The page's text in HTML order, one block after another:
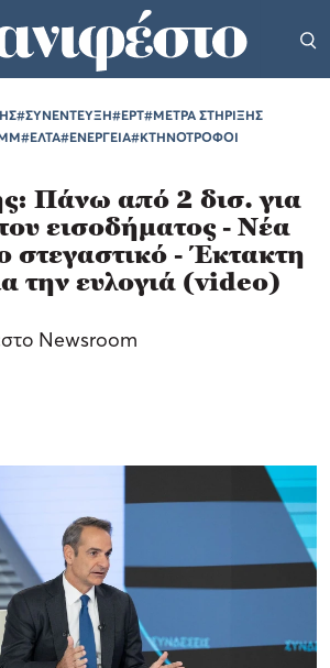
#ΣΥΝΕΝΤΕΥΞΗ#ΕΡΤ#ΜΕΤΡΑ ΣΤΗΡΙΞΗΣ
#ΕΛΤΑ#ΕΝΕΡΓΕΙΑ#ΚΤΗΝΟΤΡΟΦΟΙ
Πάνω από 2 δισ. για
εισοδήματος - Νέα
στεγαστικό - Έκτακτη
την ευλογιά (video)
Newsroom